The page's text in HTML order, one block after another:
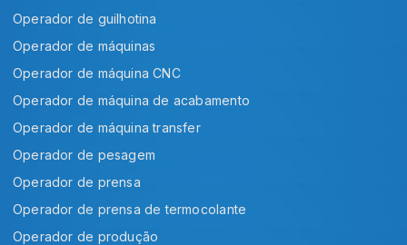
Operador de guilhotina
Operador de máquinas
Operador de máquina CNC
Operador de máquina de acabamento
Operador de máquina transfer
Operador de pesagem
Operador de prensa
Operador de prensa de termocolante
Operador de produção